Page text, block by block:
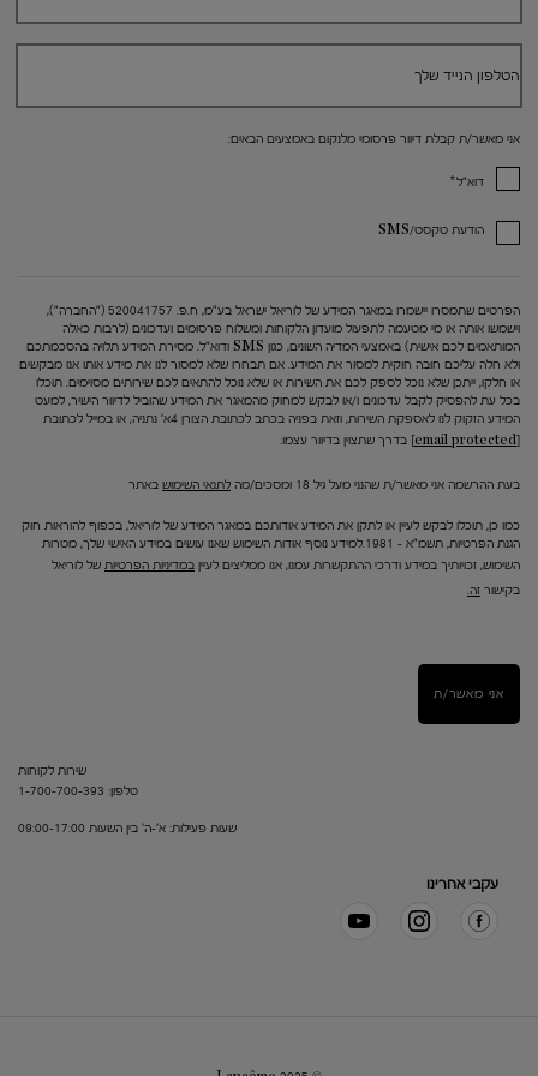
הטלפון הנייד שלך
אני מאשר/ת קבלת דיוור פרסומי מלנקום באמצעים הבאים:
דוא"ל*
הודעת טקסט/SMS
הפרטים שתמסרו יישמרו במאגר המידע של לוריאל ישראל בע"מ, ח.פ. 520041757 ("החברה"),
וישמשו אותה או מי מטעמה לתפעול מועדון הלקוחות ומשלוח פרסומים ועדכונים (לרבות כאלה
המותאמים לכם אישית) באמצעי המדיה השונים, כגון SMS ודוא"ל. מסירת המידע תלויה בהסכמתכם
ולא חלה עליכם חובה חוקית למסור את המידע. אם תבחרו שלא למסור לנו את מידע אותו אנו מבקשים
או חלקו, ייתכן שלא נוכל לספק לכם את השירות או שלא נוכל להתאים לכם שירותים מסוימים. תוכלו
בכל עת להפסיק לקבל עדכונים ו/או לבקש למחוק מהמאגר את המידע שהוביל לדיוור הישיר, למעט
המידע הזקוק לנו לאספקת השירות, וזאת בפניה בכתב לכתובת הצורן 4א' נתניה, או במייל לכתובת
[email protected]
בדרך שתצוין בדיוור עצמו.
בעת ההרשמה אני מאשר/ת שהנני מעל גיל 18 ומסכים/מה לתנאי השימוש באתר
כמו כן, תוכלו לבקש לעיין או לתקן את המידע אודותכם במאגר המידע של לוריאל, בכפוף להוראות חוק
הגנת הפרטיות, תשמ"א – 1981.למידע נוסף אודות השימוש שאנו עושים במידע האישי שלך, מטרות
השימוש, זכויותיך במידע ודרכי ההתקשרות עמנו, אנו ממליצים לעיין במדיניות הפרטיות של לוריאל
בקישור זה.
אני מאשר/ת
שירות לקוחות
טלפון: 1-700-700-393
שעות פעילות: א'-ה' בין השעות 09:00-17:00
עקבי אחרינו